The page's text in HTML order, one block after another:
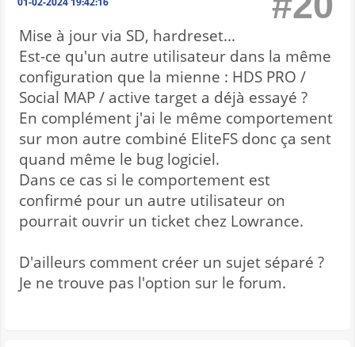
Mise à jour via SD, hardreset...
Est-ce qu'un autre utilisateur dans la même
configuration que la mienne : HDS PRO /
Social MAP / active target a déjà essayé ?
En complément j'ai le même comportement
sur mon autre combiné EliteFS donc ça sent
quand même le bug logiciel.
Dans ce cas si le comportement est
confirmé pour un autre utilisateur on
pourrait ouvrir un ticket chez Lowrance.
D'ailleurs comment créer un sujet séparé ?
Je ne trouve pas l'option sur le forum.